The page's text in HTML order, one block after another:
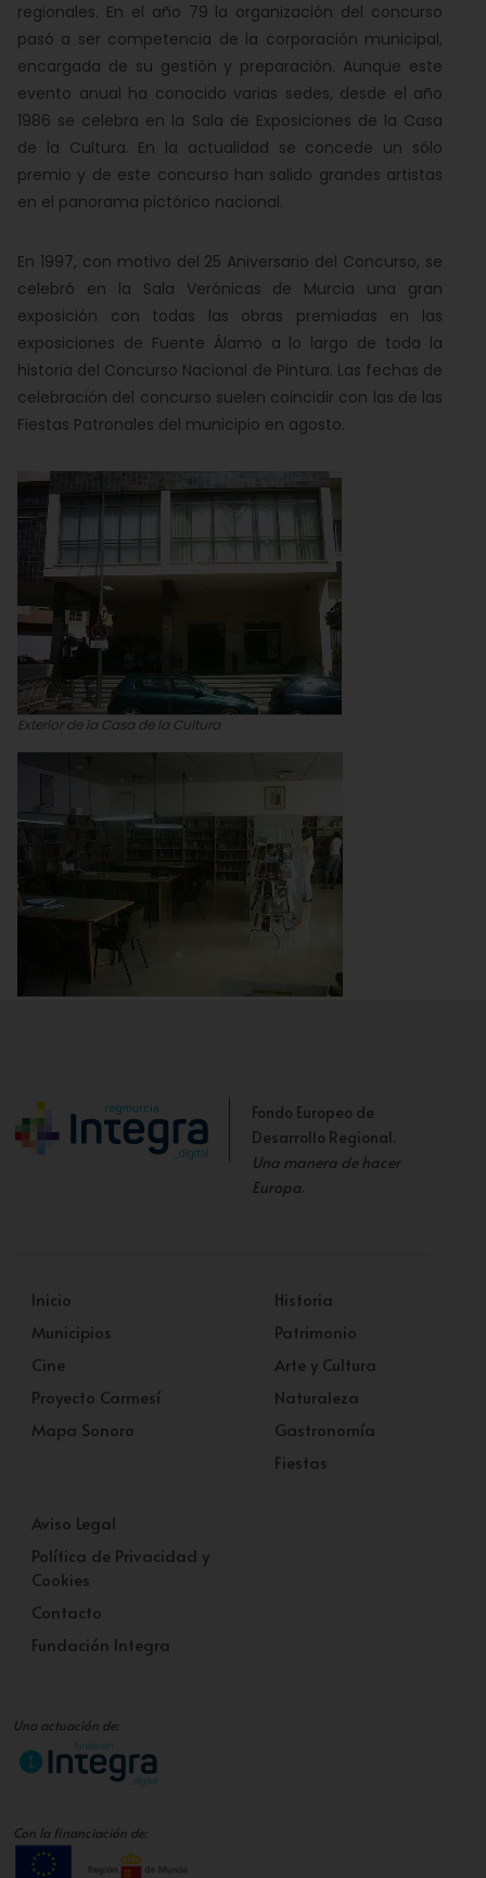
regionales. En el año 79 la organización del concurso
pasó a ser competencia de la corporación municipal,
encargada de su gestión y preparación. Aunque este
evento anual ha conocido varias sedes, desde el año
1986 se celebra en la Sala de Exposiciones de la Casa
de la Cultura. En la actualidad se concede un sólo
premio y de este concurso han salido grandes artistas
en el panorama pictórico nacional.
En 1997, con motivo del 25 Aniversario del Concurso, se
celebró en la Sala Verónicas de Murcia una gran
exposición con todas las obras premiadas en las
exposiciones de Fuente Álamo a lo largo de toda la
historia del Concurso Nacional de Pintura. Las fechas de
celebración del concurso suelen coincidir con las de las
Fiestas Patronales del municipio en agosto.
Exterior de la Casa de la Cultura
Fondo Europeo de
Desarrollo Regional.
Una manera de hacer
Europa.
Inicio
Municipios
Cine
Proyecto Carmesí
Mapa Sonoro
Historia
Patrimonio
Arte y Cultura
Naturaleza
Gastronomía
Fiestas
Aviso Legal
Política de Privacidad y
Cookies
Contacto
Fundación Integra
Una actuación de:
Con la financiación de: